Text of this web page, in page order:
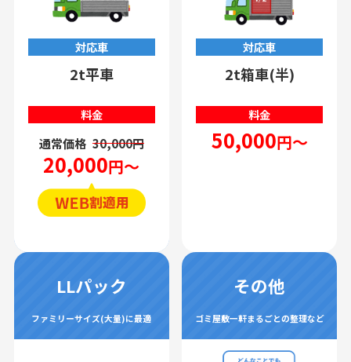
対応車
2t平車
料金
通常価格 30,000円
20,000円～
対応車
2t箱車(半)
料金
50,000円～
LLパック
ファミリーサイズ(大量)に最適
その他
ゴミ屋敷一軒まるごとの整理など